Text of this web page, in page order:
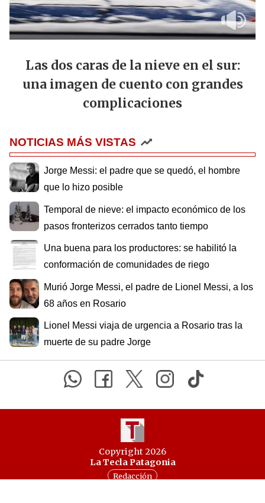
Las dos caras de la nieve en el sur:
una imagen de cuento con grandes
complicaciones
NOTICIAS MÁS VISTAS
Jorge Messi: el padre que se quedó, el hombre
que lo hizo posible
Temporal de nieve: el impacto económico de los
pasos fronterizos cerrados tanto tiempo
Una buena para los productores: se habilitó la
conformación de comunidades de riego
Murió Jorge Messi, el padre de Lionel Messi, a los
68 años en Rosario
Lionel Messi viaja de urgencia a Rosario tras la
muerte de su padre Jorge
Copyright 2026
La Tecla Patagonia
Redacción